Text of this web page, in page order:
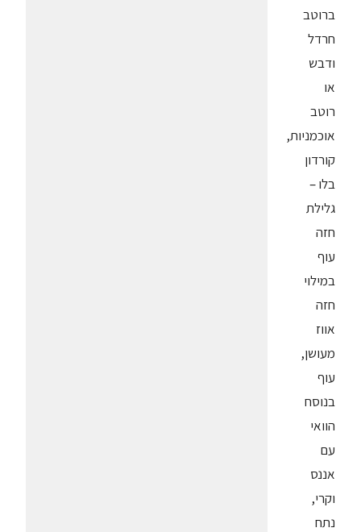
ברוטב
חרדל
ודבש
או
רוטב
אוכמניות,
קורדון
בלו –
גלילת
חזה
עוף
במילוי
חזה
אווז
מעושן,
עוף
בנוסח
הוואי
עם
אננס
וקרי,
נתח